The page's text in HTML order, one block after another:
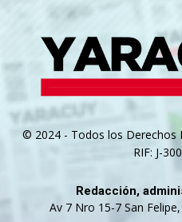
© 2024 - Todos los Derechos
RIF: J-
Redacción,
Av 7 Nro 15-7 San